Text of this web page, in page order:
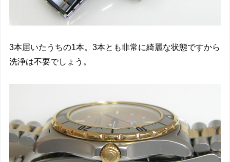
3本届いたうちの1本。3本とも非常に綺麗な状態ですから
洗浄は不要でしょう。